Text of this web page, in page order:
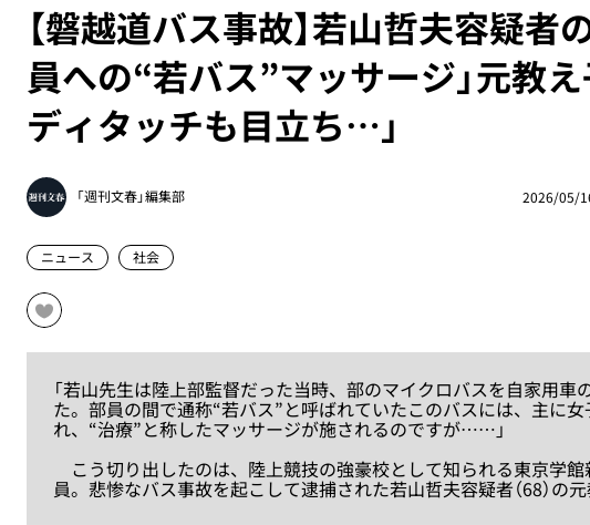
【磐越道バス事故】若山哲夫容疑者
員への“若バス”マッサージ」元教え
ディタッチも目立ち…」
「週刊文春」編集部 2026/05/
ニュース 社会
「若山先生は陸上部監督だった当時、部のマイクロバスを自家用車
た。部員の間で通称“若バス”と呼ばれていたこのバスには、主に
れ、“治療”と称したマッサージが施されるのですが……」
こう切り出したのは、陸上競技の強豪校として知られる東京学
員。悲惨なバス事故を起こして逮捕された若山哲夫容疑者（68）の元